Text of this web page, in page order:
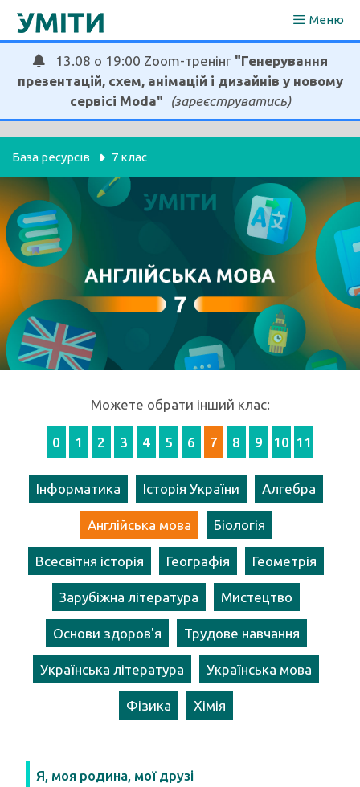
Перейти
Меню
13.08 о 19:00 Zoom-тренінг "Генерування
презентацій, схем, анімацій і дизайнів у новому
сервісі Moda"
(зареєструватись)
База ресурсів 7 клас
Можете обрати інший клас:
0 1 2 3 4 5 6 7 8 9 10 11
Інформатика Історія України Алгебра
Англійська мова Біологія
Всесвітня історія Географія Геометрія
Зарубіжна література Мистецтво
Основи здоров'я Трудове навчання
Українська література Українська мова
Фізика Хімія
Я, моя родина, мої друзі